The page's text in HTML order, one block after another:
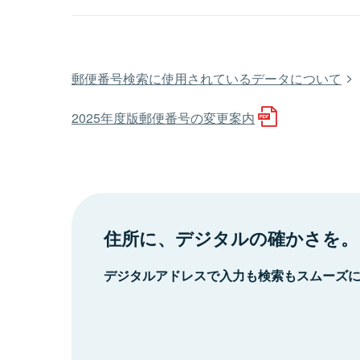
郵便番号検索に使用されているデータについて
2025年度版郵便番号の変更案内
住所に、デジタルの確かさを。
デジタルアドレスで入力も検索もスムーズ